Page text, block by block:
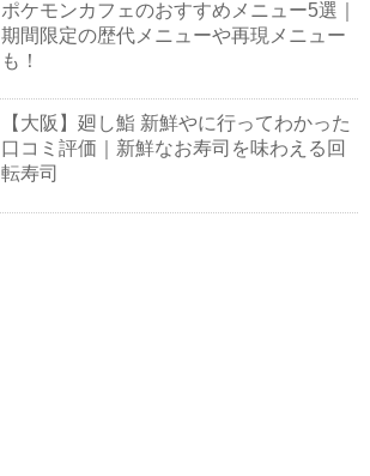
ポケモンカフェのおすすめメニュー5選｜
期間限定の歴代メニューや再現メニュー
も！
【大阪】廻し鮨 新鮮やに行ってわかった
口コミ評価｜新鮮なお寿司を味わえる回
転寿司